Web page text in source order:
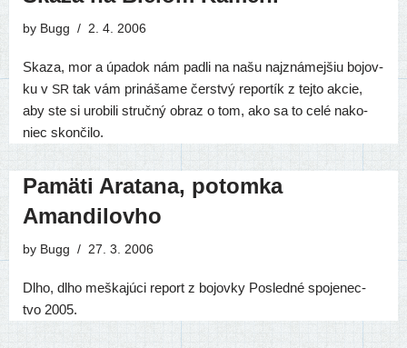
by Bugg 2. 4. 2006
Skaza, mor a úpa­dok nám pad­li na našu naj­zná­mej­šiu bojov­
ku v SR tak vám pri­ná­ša­me čerstvý repor­tík z tej­to akcie,
aby ste si uro­bi­li struč­ný obraz o tom, ako sa to celé nako­
niec skončilo.
Pamäti Aratana, potomka
Amandilovho
by Bugg 27. 3. 2006
Dlho, dlho meš­ka­jú­ci report z bojov­ky Posledné spo­je­nec­
tvo 2005.